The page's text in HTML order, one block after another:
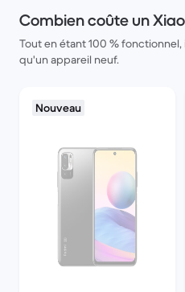
Combien coûte un
Tout en étant 100 %
qu'un appareil neuf.
Nouveau